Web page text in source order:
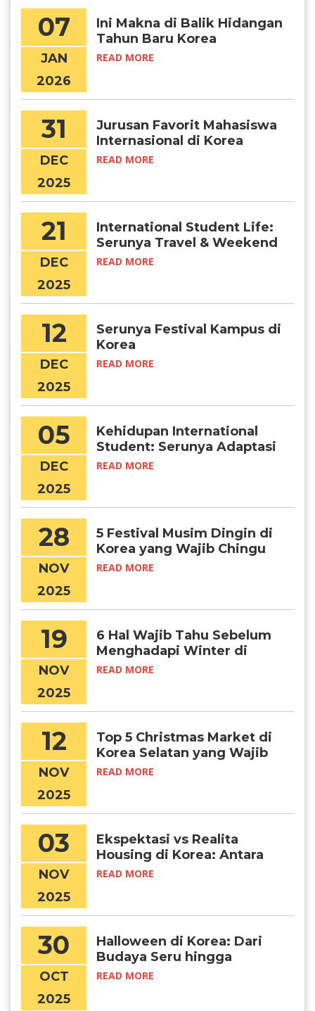
07
JAN
2026
Ini Makna di Balik Hidangan
Tahun Baru Korea
READ MORE
31
DEC
2025
Jurusan Favorit Mahasiswa
Internasional di Korea
READ MORE
21
DEC
2025
International Student Life:
Serunya Travel & Weekend
Getaways di Korea
READ MORE
12
DEC
2025
Serunya Festival Kampus di
Korea
READ MORE
05
DEC
2025
Kehidupan International
Student: Serunya Adaptasi
di Korea
READ MORE
28
NOV
2025
5 Festival Musim Dingin di
Korea yang Wajib Chingu
Kunjungi
READ MORE
19
NOV
2025
6 Hal Wajib Tahu Sebelum
Menghadapi Winter di
Korea
READ MORE
12
NOV
2025
Top 5 Christmas Market di
Korea Selatan yang Wajib
Kamu Kunjungi, Chingu!
READ MORE
03
NOV
2025
Ekspektasi vs Realita
Housing di Korea: Antara
Foto Dabang dan Kondisi
READ MORE
30
OCT
2025
Halloween di Korea: Dari
Budaya Seru hingga
Tragedi Itaewon, dan
READ MORE